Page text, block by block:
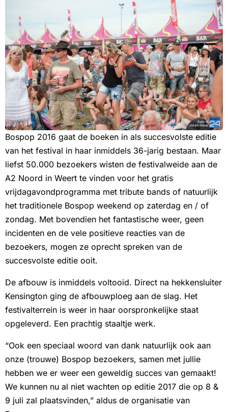
Bospop 2016 gaat de boeken in als succesvolste editie
van het festival in haar inmiddels 36-jarig bestaan. Maar
liefst 50.000 bezoekers wisten de festivalweide aan de
A2 Noord in Weert te vinden voor het gratis
vrijdagavondprogramma met tribute bands of natuurlijk
het traditionele Bospop weekend op zaterdag en / of
zondag. Met bovendien het fantastische weer, geen
incidenten en de vele positieve reacties van de
bezoekers, mogen ze oprecht spreken van de
succesvolste editie ooit.
De afbouw is inmiddels voltooid. Direct na hekkensluiter
Kensington ging de afbouwploeg aan de slag. Het
festivalterrein is weer in haar oorspronkelijke staat
opgeleverd. Een prachtig staaltje werk.
“Ook een speciaal woord van dank natuurlijk ook aan
onze (trouwe) Bospop bezoekers, samen met jullie
hebben we er weer een geweldig succes van gemaakt!
We kunnen nu al niet wachten op editie 2017 die op 8 &
9 juli zal plaatsvinden,” aldus de organisatie van